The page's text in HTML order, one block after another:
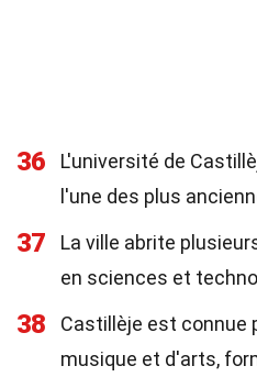
36
L'université de
l'une des plus
37
La ville abrite
en sciences et
38
Castillèje est connue
musique et d'arts,